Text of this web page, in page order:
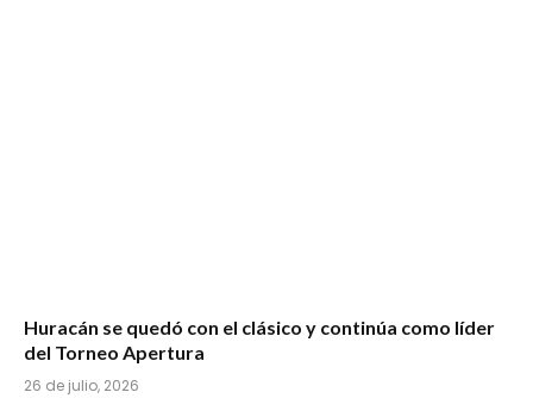
Huracán se quedó con el clásico y continúa como líder
del Torneo Apertura
26 de julio, 2026